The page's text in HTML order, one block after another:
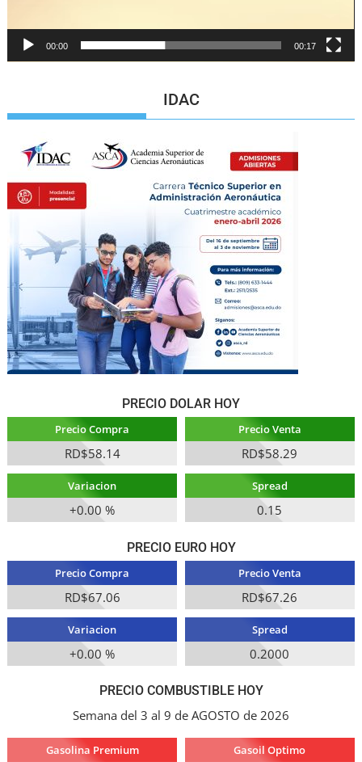
00:00 00:17
IDAC
PRECIO DOLAR HOY
Precio Compra
RD$58.14
Precio Venta
RD$58.29
Variacion
+0.00 %
Spread
0.15
PRECIO EURO HOY
Precio Compra
RD$67.06
Precio Venta
RD$67.26
Variacion
+0.00 %
Spread
0.2000
PRECIO COMBUSTIBLE HOY
Semana del 3 al 9 de AGOSTO de 2026
Gasolina Premium Gasoil Optimo